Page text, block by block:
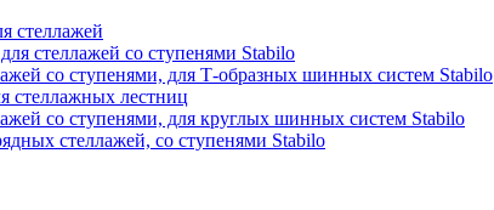
стеллажей
стеллажей со ступенями Stabilo
со ступенями, для Т-образных шинных систем Stabilo
стеллажных лестниц
со ступенями, для круглых шинных систем Stabilo
стеллажей, со ступенями Stabilo